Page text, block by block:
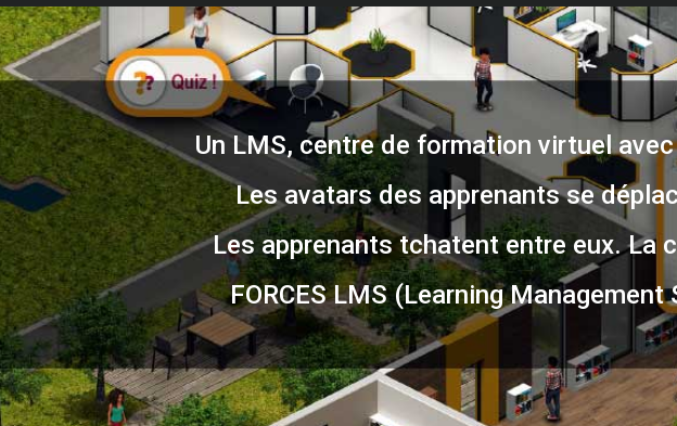
Un LMS, centre de formation virtuel
Les avatars des apprenants se
Les apprenants tchatent entre eux. La
FORCES LMS (Learning